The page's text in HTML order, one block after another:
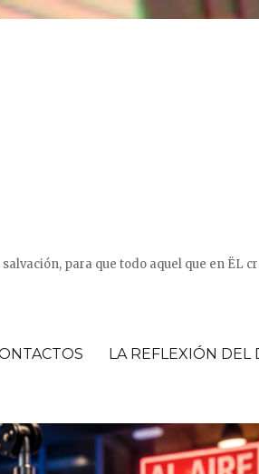
para que todo aquel que en ËL
LA REFLEXIÓN DEL